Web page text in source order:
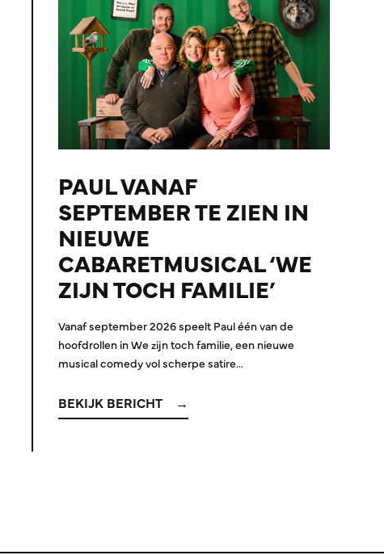
PAUL VANAF
SEPTEMBER TE ZIEN IN
NIEUWE
CABARETMUSICAL ‘WE
ZIJN TOCH FAMILIE’
Vanaf september 2026 speelt Paul één van de
hoofdrollen in We zijn toch familie, een nieuwe
musical comedy vol scherpe satire…
BEKIJK BERICHT